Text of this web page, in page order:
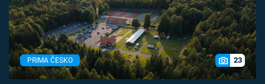
PRIMA ČESKO 23